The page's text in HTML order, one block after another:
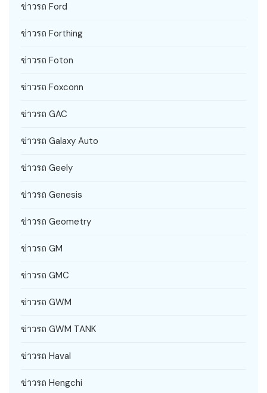
ข่าวรถ Ford
ข่าวรถ Forthing
ข่าวรถ Foton
ข่าวรถ Foxconn
ข่าวรถ GAC
ข่าวรถ Galaxy Auto
ข่าวรถ Geely
ข่าวรถ Genesis
ข่าวรถ Geometry
ข่าวรถ GM
ข่าวรถ GMC
ข่าวรถ GWM
ข่าวรถ GWM TANK
ข่าวรถ Haval
ข่าวรถ Hengchi